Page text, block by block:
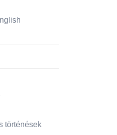
történések